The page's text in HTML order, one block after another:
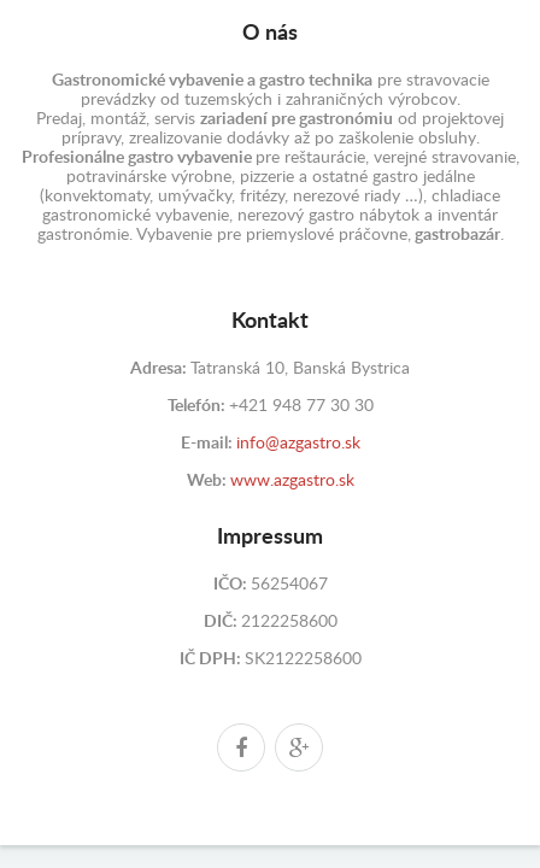
O nás
Gastronomické vybavenie a gastro technikapre stravovacie
prevádzky od tuzemských i zahraničných výrobcov.
Predaj, montáž, servis zariadení pre gastronómiu od projektovej
prípravy, zrealizovanie dodávky až po zaškolenie obsluhy.
Profesionálne gastro vybavenie pre reštaurácie, verejné stravovanie,
potravinárske výrobne, pizzerie a ostatné gastro jedálne
(konvektomaty, umývačky, fritézy, nerezové riady …), chladiace
gastronomické vybavenie, nerezový gastro nábytok a inventár
gastronómie. Vybavenie pre priemyslové práčovne,gastrobazár.
Kontakt
Adresa: Tatranská 10, Banská Bystrica
Telefón: +421 948 77 30 30
E-mail: info@azgastro.sk
Web: www.azgastro.sk
Impressum
IČO: 56254067
DIČ: 2122258600
IČ DPH: SK2122258600